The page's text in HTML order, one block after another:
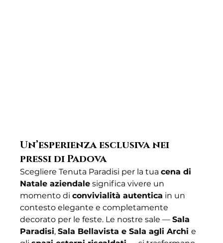
Un’esperienza esclusiva nei
pressi di Padova
Scegliere Tenuta Paradisi per la tua cena di
Natale aziendale significa vivere un
momento di convivialità autentica in un
contesto elegante e completamente
decorato per le feste. Le nostre sale — Sala
Paradisi, Sala Bellavista e Sala agli Archi e